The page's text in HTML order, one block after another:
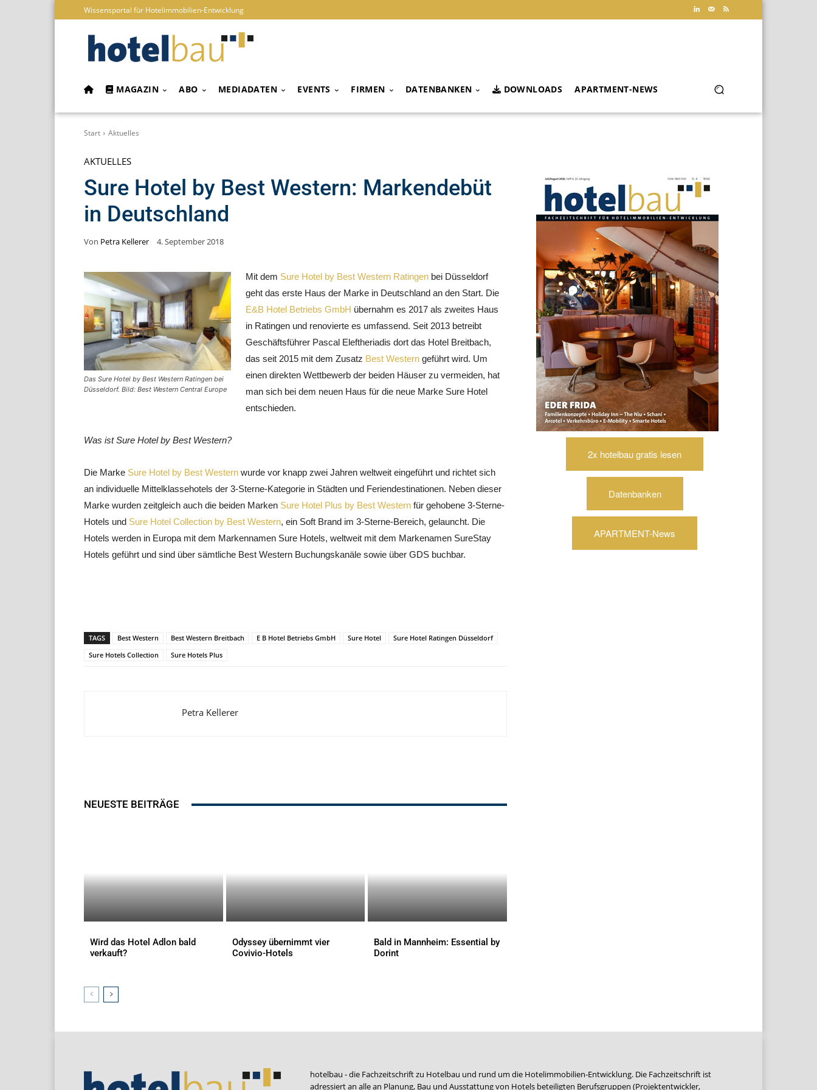
Wissensportal für Hotelimmobilien-Entwicklung
MAGAZIN ABO MEDIADATEN EVENTS FIRMEN DATENBANKEN DOWNLOADS APARTMENT-NEWS
Start Aktuelles
AKTUELLES
Sure Hotel by Best Western: Markendebüt
in Deutschland
Von Petra Kellerer 4. September 2018
Das Sure Hotel by Best Western Ratingen bei
Düsseldorf. Bild: Best Western Central Europe
Mit dem Sure Hotel by Best Western Ratingen bei Düsseldorf
geht das erste Haus der Marke in Deutschland an den Start. Die
E&B Hotel Betriebs GmbH übernahm es 2017 als zweites Haus
in Ratingen und renovierte es umfassend. Seit 2013 betreibt
Geschäftsführer Pascal Eleftheriadis dort das Hotel Breitbach,
das seit 2015 mit dem Zusatz Best Western geführt wird. Um
einen direkten Wettbewerb der beiden Häuser zu vermeiden, hat
man sich bei dem neuen Haus für die neue Marke Sure Hotel
entschieden.
Was ist Sure Hotel by Best Western?
Die Marke Sure Hotel by Best Western wurde vor knapp zwei Jahren weltweit eingeführt und richtet sich
an individuelle Mittelklassehotels der 3-Sterne-Kategorie in Städten und Feriendestinationen. Neben dieser
Marke wurden zeitgleich auch die beiden Marken Sure Hotel Plus by Best Western für gehobene 3-Sterne-
Hotels und Sure Hotel Collection by Best Western, ein Soft Brand im 3-Sterne-Bereich, gelauncht. Die
Hotels werden in Europa mit dem Markennamen Sure Hotels, weltweit mit dem Markenamen SureStay
Hotels geführt und sind über sämtliche Best Western Buchungskanäle sowie über GDS buchbar.
TAGS Best Western Best Western Breitbach E B Hotel Betriebs GmbH Sure Hotel
Sure Hotel Ratingen Düsseldorf
Sure Hotels Collection
Sure Hotels Plus
Petra Kellerer
NEUESTE BEITRÄGE
Wird das Hotel Adlon bald
verkauft?
Odyssey übernimmt vier
Covivio-Hotels
Bald in Mannheim: Essential by
Dorint
2x hotelbau gratis lesen
Datenbanken
APARTMENT-News
hotelbau - die Fachzeitschrift zu Hotelbau und rund um die Hotelimmobilien-Entwicklung. Die Fachzeitschrift ist
adressiert an alle an Planung, Bau und Ausstattung von Hotels beteiligten Berufsgruppen (Projektentwickler,